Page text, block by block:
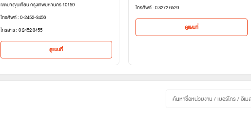
เขตบางขุนเทียน กรุงเทพมหานคร 10150
โทรศัพท์ : 0-2452-3456
โทรสาร : 0 2452 3455
ดูแผนที่
โทรศัพท์ : 0 3272 6520
ดูแผนที่